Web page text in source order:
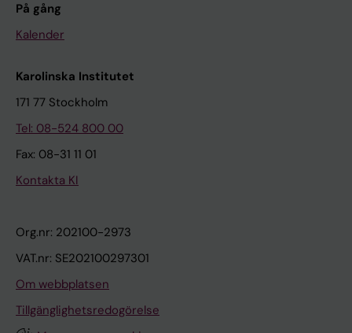
På gång
Kalender
Karolinska Institutet
171 77 Stockholm
Tel: 08-524 800 00
Fax: 08-31 11 01
Kontakta KI
Org.nr: 202100-2973
VAT.nr: SE202100297301
Om webbplatsen
Tillgänglighetsredogörelse